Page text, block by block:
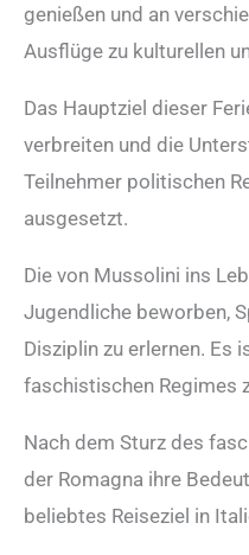
genießen und an
Ausflüge zu kulturellen
Das Hauptziel dieser
verbreiten und die
Teilnehmer politischen
ausgesetzt.
Die von Mussolini ins
Jugendliche beworben,
Disziplin zu erlernen. Es
faschistischen Regimes
Nach dem Sturz des
der Romagna ihre
beliebtes Reiseziel in